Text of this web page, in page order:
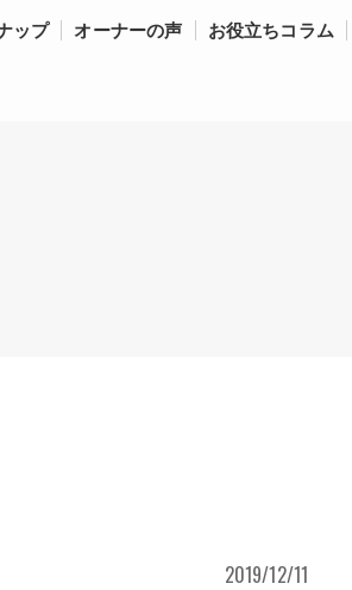
ップ オーナーの声 お役立ちコラム
2019/12/11